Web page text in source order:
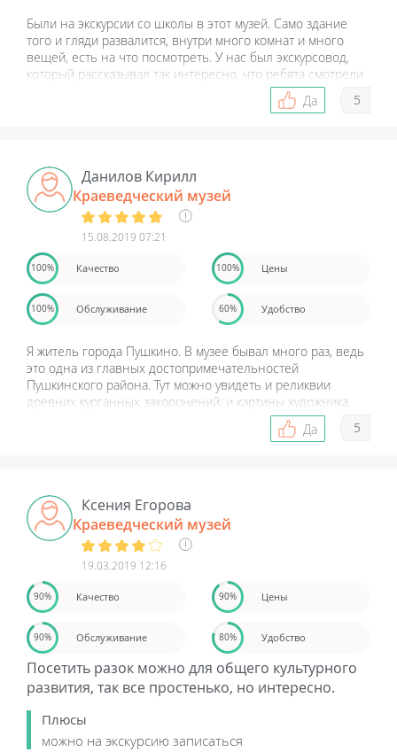
Были на экскурсии со школы в этот музей. Само здание
того и гляди развалится, внутри много комнат и много
вещей, есть на что посмотреть. У нас был экскурсовод,
который рассказывал так интересно, что ребята смотрели
ей в рот, задавали вопросы, на которые экскурсовод
отвечала, и было видно, что она делала это с такой
Да 5
Данилов Кирилл
Краеведческий музей
15.08.2019 07:21
100% Качество 100% Цены
100% Обслуживание 60% Удобство
Я житель города Пушкино. В музее бывал много раз, ведь
это одна из главных достопримечательностей
Пушкинского района. Тут можно увидеть и реликвии
древних курганных захоронений; и картины художника
Евгения Камзолкина, создателя советской символики -
серпа и молота; и кресло Инессы Арманд, и современные
Да 5
Ксения Егорова
Краеведческий музей
19.03.2019 12:16
90% Качество 90% Цены
90% Обслуживание 80% Удобство
Посетить разок можно для общего культурного
развития, так все простенько, но интересно.
Плюсы
можно на экскурсию записаться